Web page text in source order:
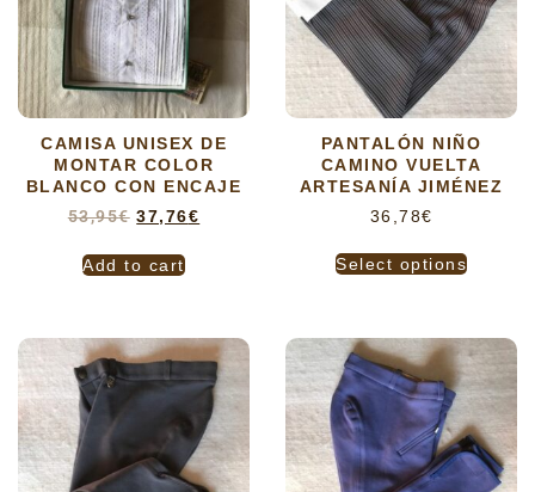
CAMISA UNISEX DE
MONTAR COLOR
BLANCO CON ENCAJE
53,95€ 37,76€
Add to cart
PANTALÓN NIÑO
CAMINO VUELTA
ARTESANÍA JIMÉNEZ
36,78€
Select options